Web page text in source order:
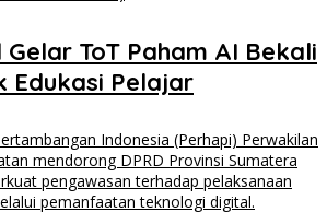
Gelar ToT Paham AI Bekali
Edukasi Pelajar